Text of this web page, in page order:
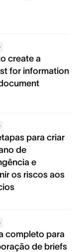
create a
for information
para criar
de
e
os riscos aos
completo para
de briefs